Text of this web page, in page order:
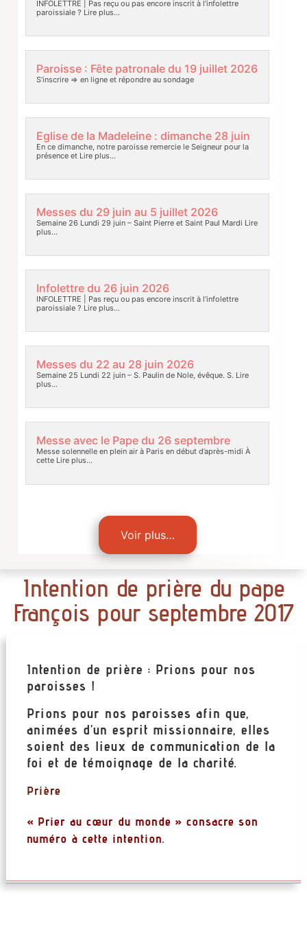
INFOLETTRE | Pas reçu ou pas encore inscrit à l’infolettre
paroissiale ? Lire plus…
Paroisse : Fête patronale du 19 juillet 2026
S’inscrire => en ligne et répondre au sondage
Eglise de la Madeleine : dimanche 28 juin
En ce dimanche, notre paroisse remercie le Seigneur pour la
présence etLire plus…
Messes du 29 juin au 5 juillet 2026
Semaine 26 Lundi 29 juin – Saint Pierre et Saint Paul Mardi Lire
plus…
Infolettre du 26 juin 2026
INFOLETTRE | Pas reçu ou pas encore inscrit à l’infolettre
paroissiale ? Lire plus…
Messes du 22 au 28 juin 2026
Semaine 25 Lundi 22 juin – S. Paulin de Nole, évêque. S. Lire
plus…
Messe avec le Pape du 26 septembre
Messe solennelle en plein air à Paris en début d’après-midi À
cetteLire plus…
Voir plus…
Intention de prière du pape
François pour septembre 2017
Intention de prière : Prions pour nos
paroisses !
Prions pour nos paroisses afin que,
animées d’un esprit missionnaire, elles
soient des lieux de communication de la
foi et de témoignage de la charité.
Prière
« Prier au cœur du monde » consacre son
numéro à cette intention.